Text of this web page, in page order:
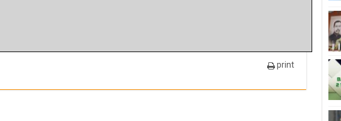
print